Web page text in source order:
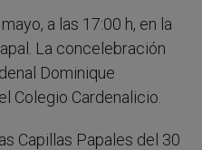
a las 17:00 h, en la
La concelebración
Dominique
Colegio Cardenalicio.
Capillas Papales del 30